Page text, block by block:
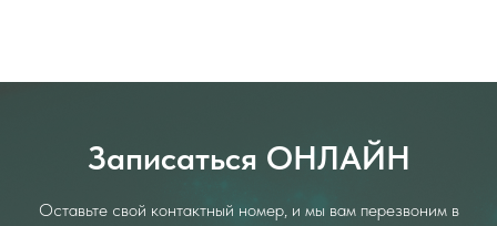
Записаться ОНЛАЙН
Оставьте свой контактный номер, и мы вам перезвоним в